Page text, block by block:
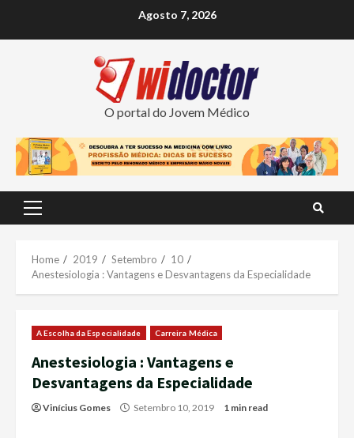
Agosto 7, 2026
O portal do Jovem Médico
Primary
Home 2019 Setembro
10
Anestesiologia : Vantagens e Desvantagens da Especialidade
A Escolha da Especialidade Carreira Médica
Anestesiologia : Vantagens e
Desvantagens da Especialidade
Vinícius Gomes Setembro 10, 2019 1 min read